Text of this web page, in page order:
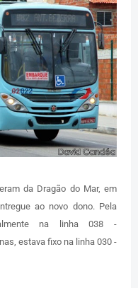
da Dragão do Mar, em
ao novo dono. Pela
na linha 038 -
estava fixo na linha 030 -